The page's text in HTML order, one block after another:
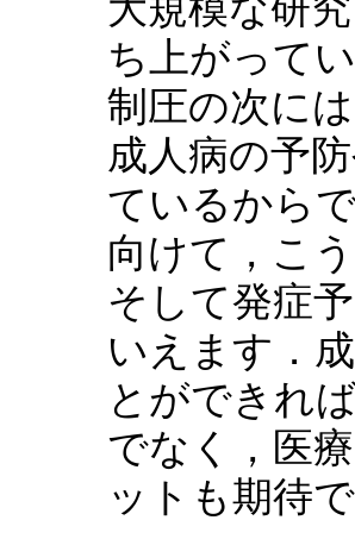
大規模な研
ち上がって
制圧の次に
成人病の予
ているから
向けて，こ
そして発症
いえます．
とができれ
でなく，医
ットも期待